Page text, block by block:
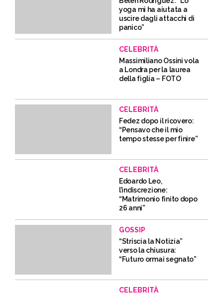
yoga mi ha aiutata a
uscire dagli attacchi di
panico”
CELEBRITÀ
Massimiliano Ossini vola
a Londra per la laurea
della figlia – FOTO
CELEBRITÀ
Fedez dopo il ricovero:
“Pensavo che il mio
tempo stesse per finire”
CELEBRITÀ
Edoardo Leo,
l’indiscrezione:
“Matrimonio finito dopo
26 anni”
GOSSIP
“Striscia la Notizia”
verso la chiusura:
“Futuro ormai segnato”
CELEBRITÀ